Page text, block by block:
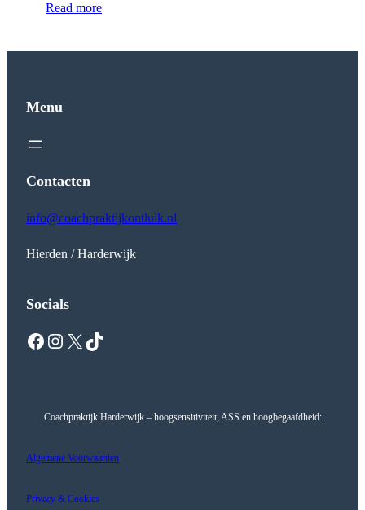
Read more
Menu
Contacten
info@coachpraktijkontluik.nl
Hierden / Harderwijk
Socials
Facebook Instagram X TikTok
Coachpraktijk Harderwijk – hoogsensitiviteit, ASS en hoogbegaafdheid:
Algemene Voorwaarden
Privacy & Cookies